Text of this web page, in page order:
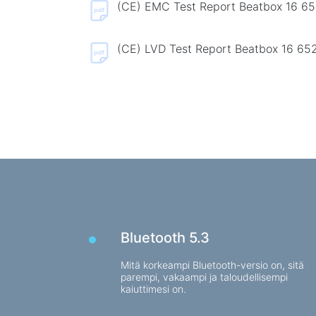
Peli hiirimatot
Peli näppäimistöt
Peli kuulokkeet
Gamepad-ohjaimet
(CE) EMC Test Report Beatbox 16
(CE) LVD Test Report Beatbox 16
Bluetooth 5.3
Mitä korkeampi Bluetooth-versio on, sitä
parempi, vakaampi ja taloudellisempi
kaiuttimesi on.